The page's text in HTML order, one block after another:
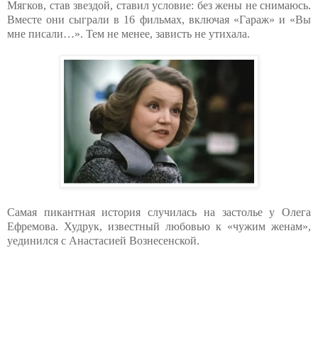
Мягков, став звездой, ставил условие: без жены не снимаюсь.
Вместе они сыграли в 16 фильмах, включая «Гараж» и «Вы
мне писали…». Тем не менее, зависть не утихала.
Самая пикантная история случилась на застолье у Олега
Ефремова. Худрук, известный любовью к «чужим женам»,
уединился с Анастасией Вознесенской.